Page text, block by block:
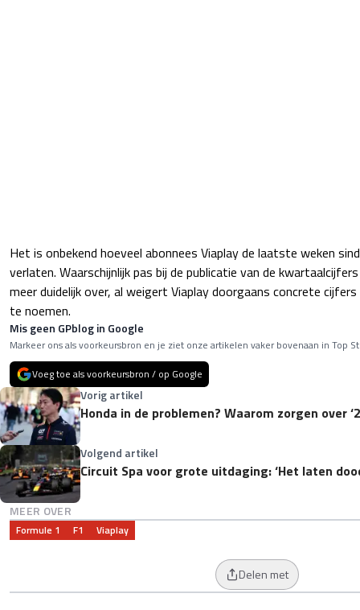
Het is onbekend hoeveel abonnees Viaplay de laatste weken
verlaten. Waarschijnlijk pas bij de publicatie van de
meer duidelijk over, al weigert Viaplay doorgaans concrete
te noemen.
Mis geen GPblog in Google
Markeer ons als voorkeursbron en je ziet onze artikelen vaker bovenaan in Top
Voeg toe als voorkeursbron / op Google
Vorig artikel
Honda in de problemen? Waarom zorgen over
Volgend artikel
Circuit Spa voor grote uitdaging: ‘Het laten
MEER OVER
Formule 1 F1 Viaplay
Delen met